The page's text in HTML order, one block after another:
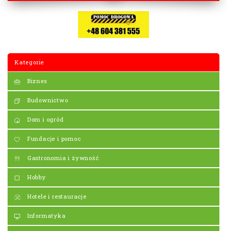
Kategorie
Biznes
Budownictwo
Dom i ogród
Fundacje i pomoc
Gastronomia i żywność
Hobby
Hotele i restauracje
Informatyka